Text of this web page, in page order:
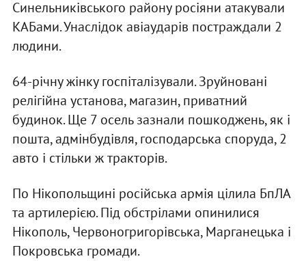
Синельниківського району росіяни атакували
КАБами. Унаслідок авіаударів постраждали 2
людини.
64-річну жінку госпіталізували. Зруйновані
релігійна установа, магазин, приватний
будинок. Ще 7 осель зазнали пошкоджень, як і
пошта, адмінбудівля, господарська споруда, 2
авто і стільки ж тракторів.
По Нікопольщині російська армія цілила БпЛА
та артилерією. Під обстрілами опинилися
Нікополь, Червоногригорівська, Марганецька і
Покровська громади.